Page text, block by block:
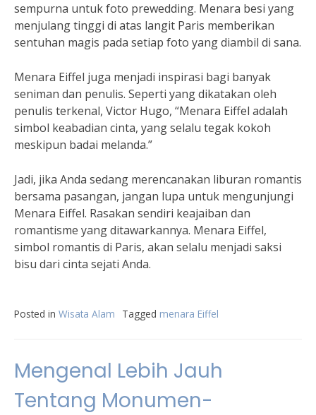
sempurna untuk foto prewedding. Menara besi yang
menjulang tinggi di atas langit Paris memberikan
sentuhan magis pada setiap foto yang diambil di sana.
Menara Eiffel juga menjadi inspirasi bagi banyak
seniman dan penulis. Seperti yang dikatakan oleh
penulis terkenal, Victor Hugo, “Menara Eiffel adalah
simbol keabadian cinta, yang selalu tegak kokoh
meskipun badai melanda.”
Jadi, jika Anda sedang merencanakan liburan romantis
bersama pasangan, jangan lupa untuk mengunjungi
Menara Eiffel. Rasakan sendiri keajaiban dan
romantisme yang ditawarkannya. Menara Eiffel,
simbol romantis di Paris, akan selalu menjadi saksi
bisu dari cinta sejati Anda.
Posted in Wisata Alam Tagged menara Eiffel
Mengenal Lebih Jauh
Tentang Monumen-